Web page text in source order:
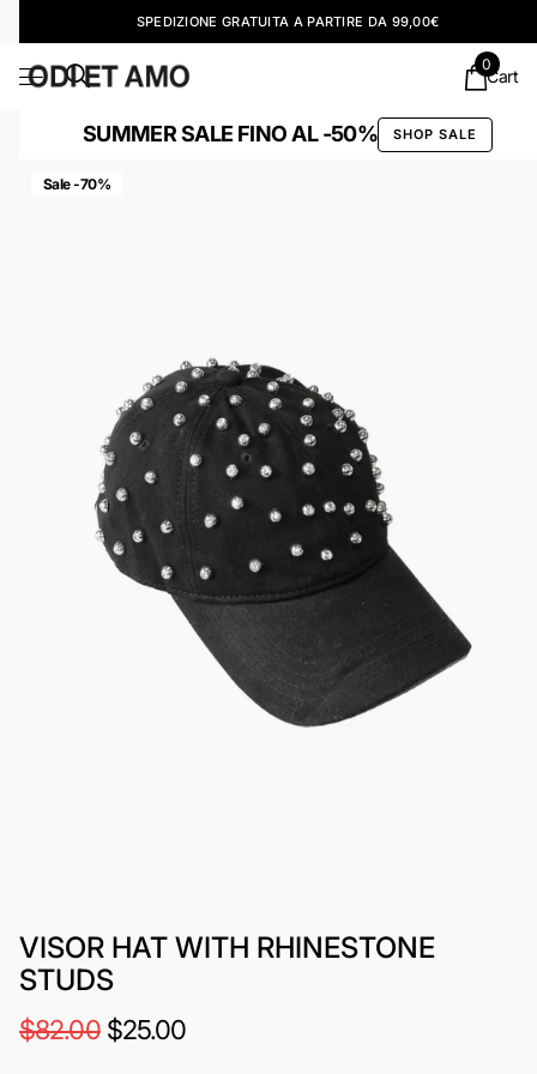
SPEDIZIONE GRATUITA A PARTIRE DA 99,00€
Cart
0
SUMMER SALE FINO AL -50% SHOP SALE
Sale -70%
VISOR HAT WITH RHINESTONE
STUDS
$82.00$25.00